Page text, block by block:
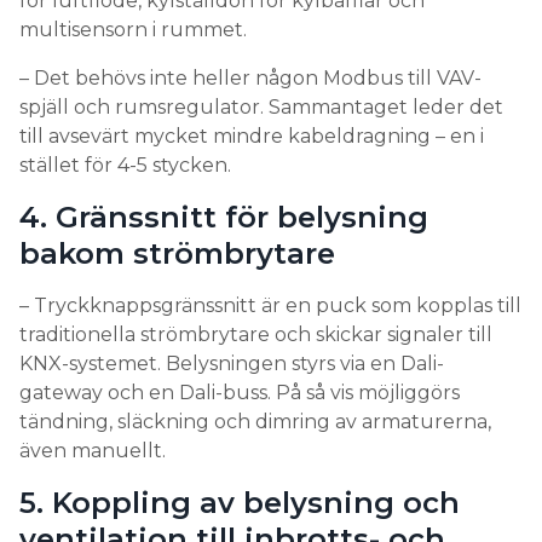
spjäll och rumsregulator. Sammantaget leder det
till avsevärt mycket mindre kabeldragning – en i
stället för 4-5 stycken.
4. Gränssnitt för belysning
bakom strömbrytare
– Tryckknappsgränssnitt är en puck som kopplas till
traditionella strömbrytare och skickar signaler till
KNX-systemet. Belysningen styrs via en Dali-
gateway och en Dali-buss. På så vis möjliggörs
tändning, släckning och dimring av armaturerna,
även manuellt.
5. Koppling av belysning och
ventilation till inbrotts- och
– En binäringång kopplas till inbrottslarm och